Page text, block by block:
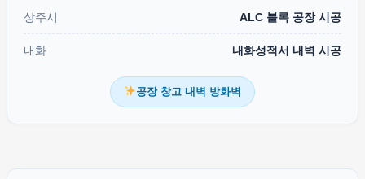
상주시 ALC 블록 공장 시공
내화 내화성적서 내벽 시공
공장 창고 내벽 방화벽